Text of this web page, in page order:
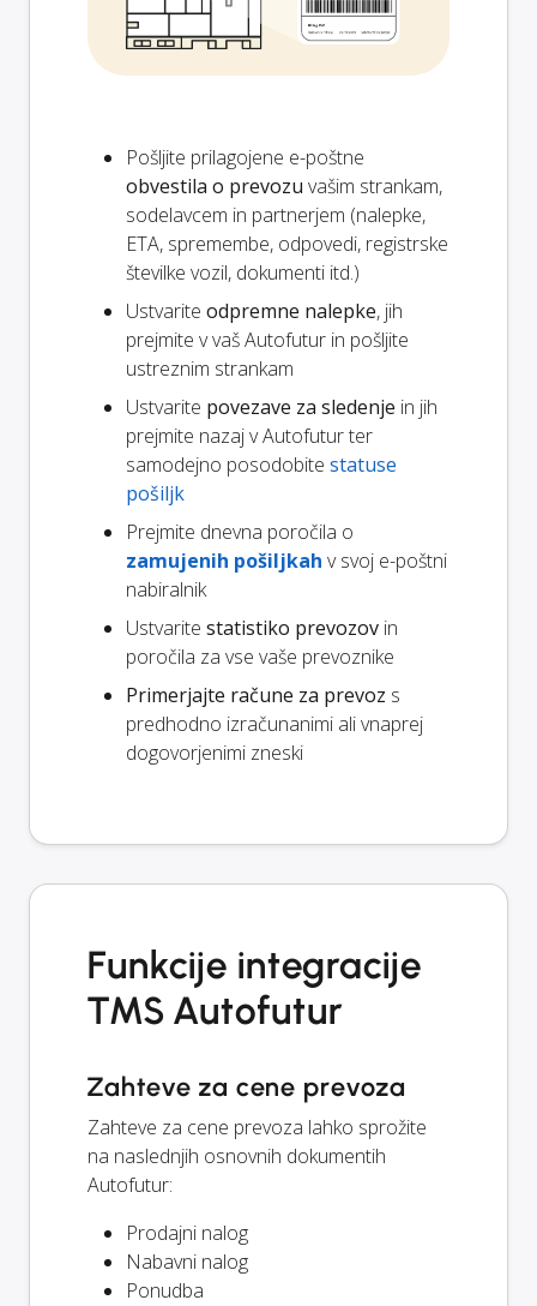
Pošljite prilagojene e-poštne
obvestila o prevozu vašim strankam,
sodelavcem in partnerjem (nalepke,
ETA, spremembe, odpovedi, registrske
številke vozil, dokumenti itd.)
Ustvarite odpremne nalepke, jih
prejmite v vaš Autofutur in pošljite
ustreznim strankam
Ustvarite povezave za sledenje in jih
prejmite nazaj v Autofutur ter
samodejno posodobite statuse
pošiljk
Prejmite dnevna poročila o
zamujenih pošiljkah v svoj e-poštni
nabiralnik
Ustvarite statistiko prevozov in
poročila za vse vaše prevoznike
Primerjajte račune za prevoz s
predhodno izračunanimi ali vnaprej
dogovorjenimi zneski
Funkcije integracije
TMS Autofutur
Zahteve za cene prevoza
Zahteve za cene prevoza lahko sprožite
na naslednjih osnovnih dokumentih
Autofutur:
Prodajni nalog
Nabavni nalog
Ponudba